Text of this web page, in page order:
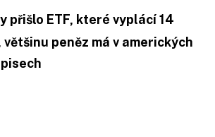
přišlo ETF, které vyplácí 14
peněz má v amerických